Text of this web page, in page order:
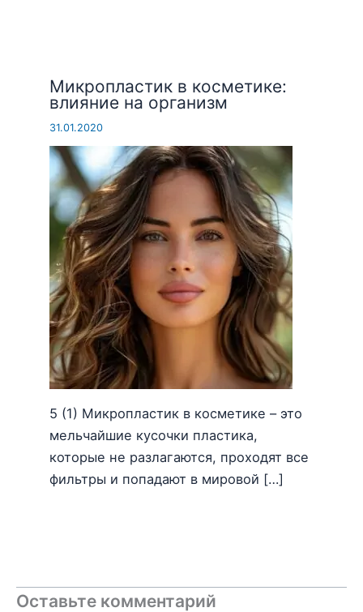
Микропластик в косметике:
влияние на организм
31.01.2020
5 (1) Микропластик в косметике – это
мельчайшие кусочки пластика,
которые не разлагаются, проходят все
фильтры и попадают в мировой […]
Оставьте комментарий